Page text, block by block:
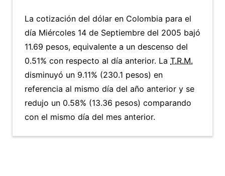
La cotización del dólar en Colombia para el
día Miércoles 14 de Septiembre del 2005 bajó
11.69 pesos, equivalente a un descenso del
0.51% con respecto al día anterior. La T.R.M.
disminuyó un 9.11% (230.1 pesos) en
referencia al mismo día del año anterior y se
redujo un 0.58% (13.36 pesos) comparando
con el mismo día del mes anterior.